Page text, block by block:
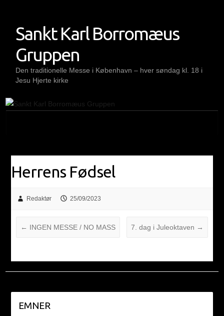
contentSankt Karl Borromæus
Gruppen
Den traditionelle Messe i København – hver søndag kl. 18 i
Jesu Hjerte kirke
Herrens Fødsel
Redaktør 25/09/2023
← INGEN MESSE / NO MASS 7. dag i Juleoktaven →
EMNER